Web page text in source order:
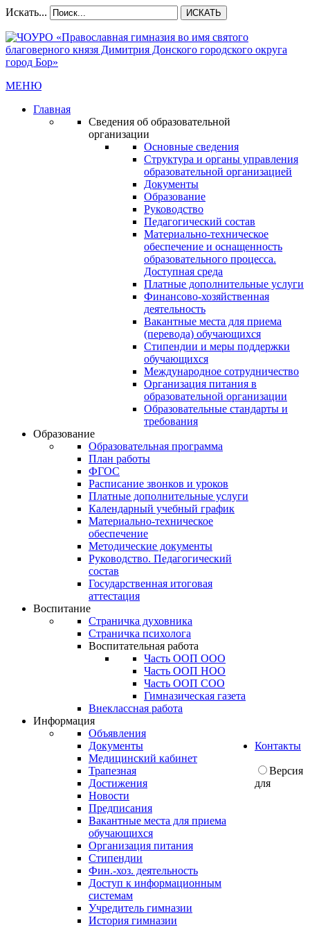
Искать... ИСКАТЬ
МЕНЮ
Главная
Сведения об образовательной
организации
Основные сведения
Структура и органы управления
образовательной организацией
Документы
Образование
Руководство
Педагогический состав
Материально-техническое
обеспечение и оснащенность
образовательного процесса.
Доступная среда
Платные дополнительные услуги
Финансово-хозяйственная
деятельность
Вакантные места для приема
(перевода) обучающихся
Стипендии и меры поддержки
обучающихся
Международное сотрудничество
Организация питания в
образовательной организации
Образовательные стандарты и
требования
Образование
Образовательная программа
План работы
ФГОС
Расписание звонков и уроков
Платные дополнительные услуги
Календарный учебный график
Материально-техническое
обеспечение
Методические документы
Руководство. Педагогический
состав
Государственная итоговая
аттестация
Воспитание
Страничка духовника
Страничка психолога
Воспитательная работа
Часть ООП ООО
Часть ООП НОО
Часть ООП СОО
Гимназическая газета
Внеклассная работа
Информация
Объявления
Документы
Медицинский кабинет
Трапезная
Достижения
Новости
Предписания
Вакантные места для приема
обучающихся
Организация питания
Стипендии
Фин.-хоз. деятельность
Доступ к информационным
системам
Учредитель гимназии
История гимназии
Контакты
Версия
для